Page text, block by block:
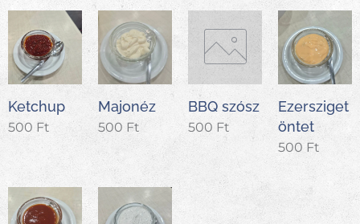
Ketchup
500 Ft
Majonéz
500 Ft
BBQ szósz
500 Ft
Ezersziget
öntet
500 Ft